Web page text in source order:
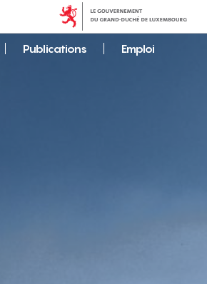
Publications Emploi